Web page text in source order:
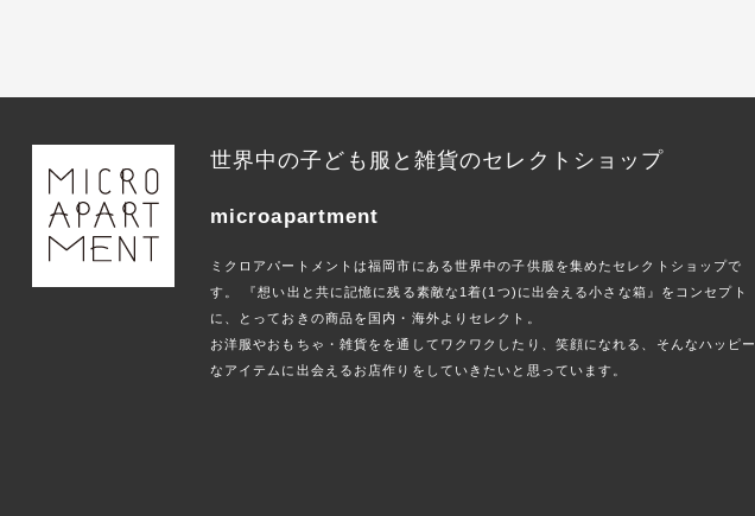
世界中の子ども服と雑貨のセレクトショップ
microapartment
ミクロアパートメントは福岡市にある世界中の子供服を集めたセレクトショップで
す。 『想い出と共に記憶に残る素敵な1着(1つ)に出会える小さな箱』をコンセプト
に、とっておきの商品を国内・海外よりセレクト。
お洋服やおもちゃ・雑貨をを通してワクワクしたり、笑顔になれる、そんなハッピー
なアイテムに出会えるお店作りをしていきたいと思っています。